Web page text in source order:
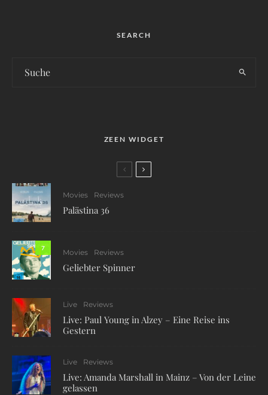
SEARCH
ZEEN WIDGET
Movies Reviews
Palästina 36
7
Movies Reviews
Geliebter Spinner
Live Reviews
Live: Paul Young in Alzey – Eine Reise ins
Gestern
Live Reviews
Live: Amanda Marshall in Mainz – Von der Leine
gelassen